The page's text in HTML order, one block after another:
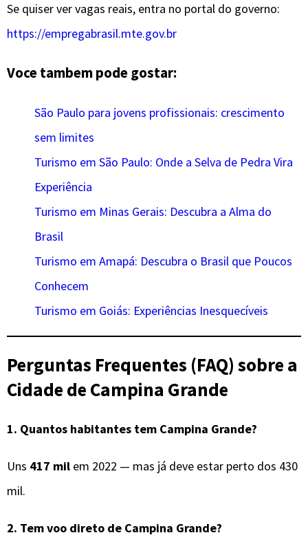
Se quiser ver vagas reais, entra no portal do governo:
https://empregabrasil.mte.gov.br
Voce tambem pode gostar:
São Paulo para jovens profissionais: crescimento
sem limites
Turismo em São Paulo: Onde a Selva de Pedra Vira
Experiência
Turismo em Minas Gerais: Descubra a Alma do
Brasil
Turismo em Amapá: Descubra o Brasil que Poucos
Conhecem
Turismo em Goiás: Experiências Inesquecíveis
Perguntas Frequentes (FAQ) sobre a
Cidade de Campina Grande
1. Quantos habitantes tem Campina Grande?
Uns 417 mil em 2022 — mas já deve estar perto dos 430
mil.
2. Tem voo direto de Campina Grande?